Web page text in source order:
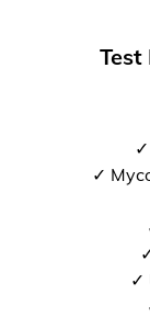
Test
✓
✓